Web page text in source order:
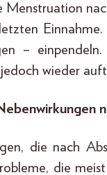
Menstruation
–
wieder
die nach
die